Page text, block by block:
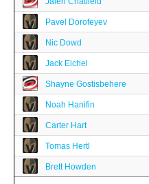
Pavel Dorofeyev
Nic Dowd
Jack Eichel
Shayne Gostisbehere
Noah Hanifin
Carter Hart
Tomas Hertl
Brett Howden